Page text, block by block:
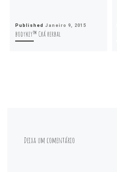
Published Janeiro 9, 2015
bodykey™ Chá herbal
Deixa um comentário